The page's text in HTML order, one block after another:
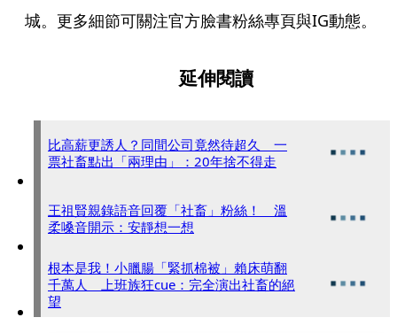
城。更多細節可關注官方臉書粉絲專頁與IG動態。
延伸閱讀
比高薪更誘人？同間公司竟然待超久 一
票社畜點出「兩理由」：20年捨不得走
王祖賢親錄語音回覆「社畜」粉絲！ 溫
柔嗓音開示：安靜想一想
根本是我！小臘腸「緊抓棉被」賴床萌翻
千萬人 上班族狂cue：完全演出社畜的絕
望